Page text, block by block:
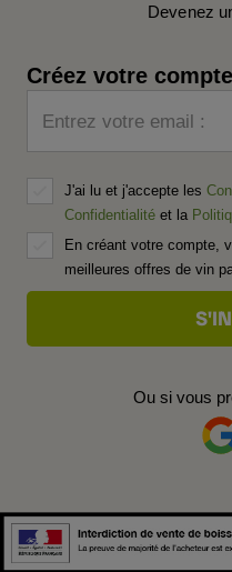
Devenez
Créez votre
Entrez votre email :
J'ai lu et j'accepte les
Confidentialité et la
En créant votre compte,
meilleures offres de vin
Ou si vous